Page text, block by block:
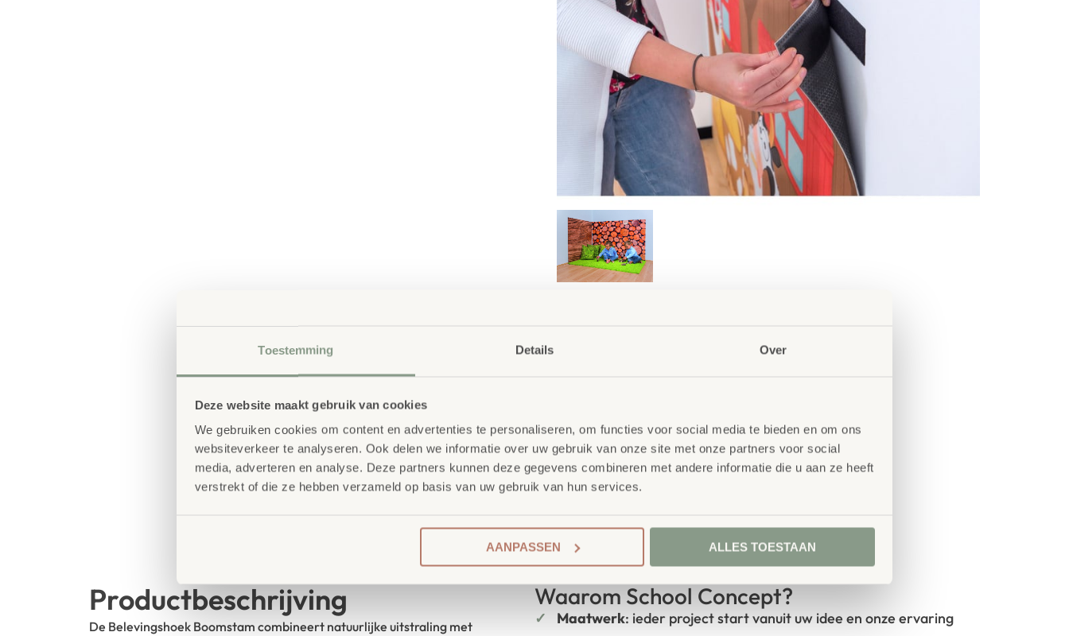
Toestemming Details Over
Deze website maakt gebruik van cookies
We gebruiken cookies om content en advertenties te personaliseren, om functies voor social media te bieden en om ons
websiteverkeer te analyseren. Ook delen we informatie over uw gebruik van onze site met onze partners voor social
media, adverteren en analyse. Deze partners kunnen deze gegevens combineren met andere informatie die u aan ze heeft
verstrekt of die ze hebben verzameld op basis van uw gebruik van hun services.
AANPASSEN ALLES TOESTAAN
Productbeschrijving
De Belevingshoek Boomstam combineert natuurlijke uitstraling met
Waarom School Concept?
Maatwerk: ieder project start vanuit uw idee en onze ervaring